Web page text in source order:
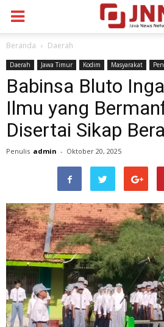
Beranda Daerah
Daerah Jawa Timur Kodim Masyarakat
Babinsa Bluto
Ilmu yang
Disertai Sikap
Penulis admin - Oktober 20, 2025